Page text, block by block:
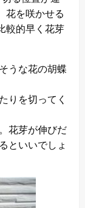
花を咲かせる
較的早く花芽
うな花の胡蝶
りを切ってく
花芽が伸びだ
といいでしょ